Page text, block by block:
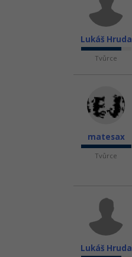
Lukáš Hruda
Tvůrce
matesax
Tvůrce
Lukáš Hruda